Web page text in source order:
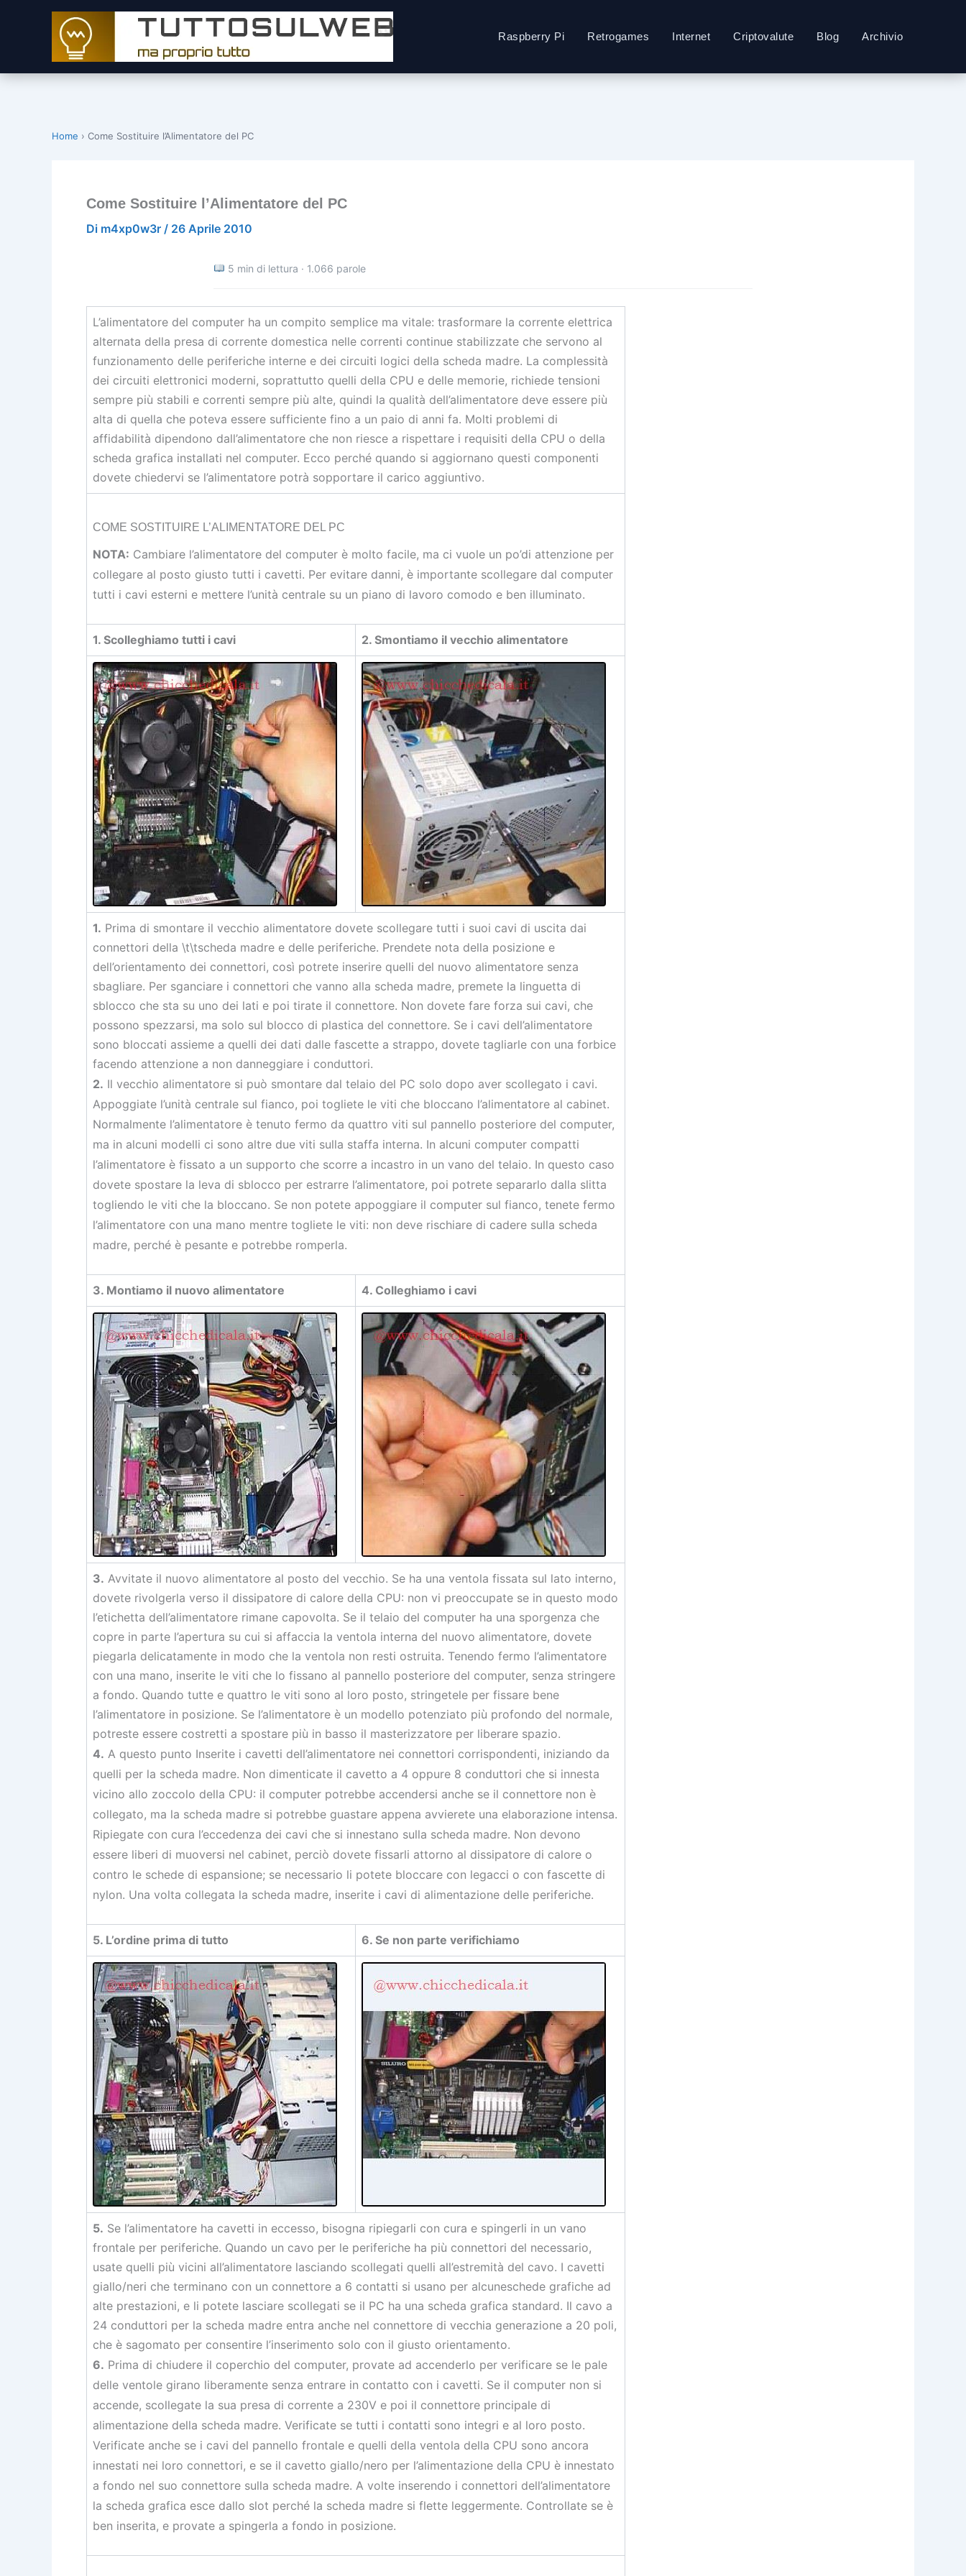
Raspberry Pi Retrogames Internet Criptovalute Blog Archivio
Home › Come Sostituire l’Alimentatore del PC
Come Sostituire l’Alimentatore del PC
Di m4xp0w3r / 26 Aprile 2010
5 min di lettura · 1.066 parole
L’alimentatore del computer ha un compito semplice ma vitale: trasformare la corrente elettrica
alternata della presa di corrente domestica nelle correnti continue stabilizzate che servono al
funzionamento delle periferiche interne e dei circuiti logici della scheda madre. La complessità
dei circuiti elettronici moderni, soprattutto quelli della CPU e delle memorie, richiede tensioni
sempre più stabili e correnti sempre più alte, quindi la qualità dell’alimentatore deve essere più
alta di quella che poteva essere sufficiente fino a un paio di anni fa. Molti problemi di
affidabilità dipendono dall’alimentatore che non riesce a rispettare i requisiti della CPU o della
scheda grafica installati nel computer. Ecco perché quando si aggiornano questi componenti
dovete chiedervi se l’alimentatore potrà sopportare il carico aggiuntivo.
COME SOSTITUIRE L’ALIMENTATORE DEL PC
NOTA: Cambiare l’alimentatore del computer è molto facile, ma ci vuole un po’di attenzione per
collegare al posto giusto tutti i cavetti. Per evitare danni, è importante scollegare dal computer
tutti i cavi esterni e mettere l’unità centrale su un piano di lavoro comodo e ben illuminato.
1. Scolleghiamo tutti i cavi 2. Smontiamo il vecchio alimentatore
1. Prima di smontare il vecchio alimentatore dovete scollegare tutti i suoi cavi di uscita dai
connettori della \t\tscheda madre e delle periferiche. Prendete nota della posizione e
dell’orientamento dei connettori, così potrete inserire quelli del nuovo alimentatore senza
sbagliare. Per sganciare i connettori che vanno alla scheda madre, premete la linguetta di
sblocco che sta su uno dei lati e poi tirate il connettore. Non dovete fare forza sui cavi, che
possono spezzarsi, ma solo sul blocco di plastica del connettore. Se i cavi dell’alimentatore
sono bloccati assieme a quelli dei dati dalle fascette a strappo, dovete tagliarle con una forbice
facendo attenzione a non danneggiare i conduttori.
2. Il vecchio alimentatore si può smontare dal telaio del PC solo dopo aver scollegato i cavi.
Appoggiate l’unità centrale sul fianco, poi togliete le viti che bloccano l’alimentatore al cabinet.
Normalmente l’alimentatore è tenuto fermo da quattro viti sul pannello posteriore del computer,
ma in alcuni modelli ci sono altre due viti sulla staffa interna. In alcuni computer compatti
l’alimentatore è fissato a un supporto che scorre a incastro in un vano del telaio. In questo caso
dovete spostare la leva di sblocco per estrarre l’alimentatore, poi potrete separarlo dalla slitta
togliendo le viti che la bloccano. Se non potete appoggiare il computer sul fianco, tenete fermo
l’alimentatore con una mano mentre togliete le viti: non deve rischiare di cadere sulla scheda
madre, perché è pesante e potrebbe romperla.
3. Montiamo il nuovo alimentatore 4. Colleghiamo i cavi
3. Avvitate il nuovo alimentatore al posto del vecchio. Se ha una ventola fissata sul lato interno,
dovete rivolgerla verso il dissipatore di calore della CPU: non vi preoccupate se in questo modo
l’etichetta dell’alimentatore rimane capovolta. Se il telaio del computer ha una sporgenza che
copre in parte l’apertura su cui si affaccia la ventola interna del nuovo alimentatore, dovete
piegarla delicatamente in modo che la ventola non resti ostruita. Tenendo fermo l’alimentatore
con una mano, inserite le viti che lo fissano al pannello posteriore del computer, senza stringere
a fondo. Quando tutte e quattro le viti sono al loro posto, stringetele per fissare bene
l’alimentatore in posizione. Se l’alimentatore è un modello potenziato più profondo del normale,
potreste essere costretti a spostare più in basso il masterizzatore per liberare spazio.
4. A questo punto Inserite i cavetti dell’alimentatore nei connettori corrispondenti, iniziando da
quelli per la scheda madre. Non dimenticate il cavetto a 4 oppure 8 conduttori che si innesta
vicino allo zoccolo della CPU: il computer potrebbe accendersi anche se il connettore non è
collegato, ma la scheda madre si potrebbe guastare appena avvierete una elaborazione intensa.
Ripiegate con cura l’eccedenza dei cavi che si innestano sulla scheda madre. Non devono
essere liberi di muoversi nel cabinet, perciò dovete fissarli attorno al dissipatore di calore o
contro le schede di espansione; se necessario li potete bloccare con legacci o con fascette di
nylon. Una volta collegata la scheda madre, inserite i cavi di alimentazione delle periferiche.
5. L’ordine prima di tutto 6. Se non parte verifichiamo
5. Se l’alimentatore ha cavetti in eccesso, bisogna ripiegarli con cura e spingerli in un vano
frontale per periferiche. Quando un cavo per le periferiche ha più connettori del necessario,
usate quelli più vicini all’alimentatore lasciando scollegati quelli all’estremità del cavo. I cavetti
giallo/neri che terminano con un connettore a 6 contatti si usano per alcuneschede grafiche ad
alte prestazioni, e li potete lasciare scollegati se il PC ha una scheda grafica standard. Il cavo a
24 conduttori per la scheda madre entra anche nel connettore di vecchia generazione a 20 poli,
che è sagomato per consentire l’inserimento solo con il giusto orientamento.
6. Prima di chiudere il coperchio del computer, provate ad accenderlo per verificare se le pale
delle ventole girano liberamente senza entrare in contatto con i cavetti. Se il computer non si
accende, scollegate la sua presa di corrente a 230V e poi il connettore principale di
alimentazione della scheda madre. Verificate se tutti i contatti sono integri e al loro posto.
Verificate anche se i cavi del pannello frontale e quelli della ventola della CPU sono ancora
innestati nei loro connettori, e se il cavetto giallo/nero per l’alimentazione della CPU è innestato
a fondo nel suo connettore sulla scheda madre. A volte inserendo i connettori dell’alimentatore
la scheda grafica esce dallo slot perché la scheda madre si flette leggermente. Controllate se è
ben inserita, e provate a spingerla a fondo in posizione.